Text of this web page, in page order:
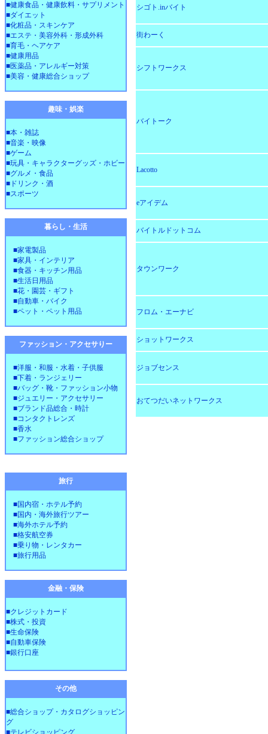
シゴト.inバイト
街わーく
シフトワークス
バイトーク
Lacotto
eアイデム
バイトルドットコム
タウンワーク
フロム・エーナビ
ショットワークス
ジョブセンス
おてつだいネットワークス
■健康食品・健康飲料・サプリメント
■ダイエット
■化粧品・スキンケア
■エステ・美容外科・形成外科
■育毛・ヘアケア
■健康用品
■医薬品・アレルギー対策
■美容・健康総合ショップ
趣味・娯楽
■本・雑誌
■音楽・映像
■ゲーム
■玩具・キャラクターグッズ・ホビー
■グルメ・食品
■ドリンク・酒
■スポーツ
暮らし・生活
■家電製品
■家具・インテリア
■食器・キッチン用品
■生活日用品
■花・園芸・ギフト
■自動車・バイク
■ペット・ペット用品
ファッション・アクセサりー
■洋服・和服・水着・子供服
■下着・ランジェリー
■バッグ・靴・ファッション小物
■ジュエリー・アクセサリー
■ブランド品総合・時計
■コンタクトレンズ
■香水
■ファッション総合ショップ
旅行
■国内宿・ホテル予約
■国内・海外旅行ツアー
■海外ホテル予約
■格安航空券
■乗り物・レンタカー
■旅行用品
金融・保険
■クレジットカード
■株式・投資
■生命保険
■自動車保険
■銀行口座
その他
■総合ショップ・カタログショッピン
グ
■テレビショッピング